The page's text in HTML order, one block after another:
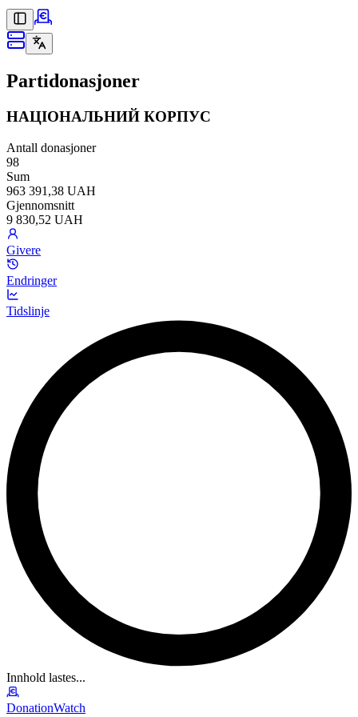
Partidonasjoner
НАЦІОНАЛЬНИЙ КОРПУС
Antall donasjoner
98
Sum
963 391,38 UAH
Gjennomsnitt
9 830,52 UAH
Givere
Endringer
Tidslinje
Innhold lastes...
DonationWatch